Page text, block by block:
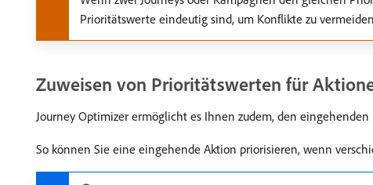
Prioritätswerte eindeutig sind, um Konflikte zu
Zuweisen von Prioritätswerten für
Journey Optimizer ermöglicht es Ihnen zudem, den
So können Sie eine eingehende Aktion priorisieren, wenn